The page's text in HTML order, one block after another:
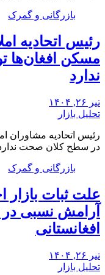
بازرگانی و گمرک
رئیس اتحادیه
مسکن افغان‌ها
ندارد
تیر ۲۶, ۱۴۰۴
تحلیل بازار
رئیس اتحادیه مشاوران
در سطح کلان صحت
بازرگانی و گمرک
علت ثبات بازار
آرامش نسبی در
افغانستانی
تیر ۲۶, ۱۴۰۴
تحلیل بازار